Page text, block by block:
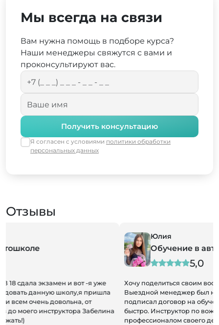
Мы всегда на связи
Вам нужна помощь в подборе курса?
Наши менеджеры свяжутся с вами и
проконсультируют вас.
Получить консультацию
Я согласен с условиями политики обработки
персональных данных
Отзывы
Обучение в автошколе
Хочу поделиться своим восторгом от работы автошколы!
Выездной менеджер был на высоте: приехал к нам и
подписал договор на обучение, всё прошло гладко и
быстро. Инструктор по вождению оказался
профессионалом своего дела, учил терпению и